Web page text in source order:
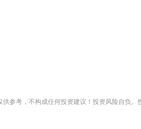
供参考，不构成任何投资建议！投资风险自负。